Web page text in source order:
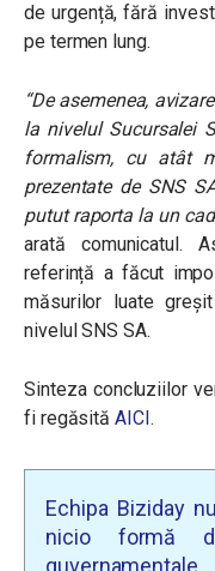
de urgență, fără
pe termen lung.
“De asemenea,
la nivelul Sucursalei
formalism, cu atât
prezentate de SNS
putut raporta la un
arată comunicatul.
referință a făcut
măsurilor luate
nivelul SNS SA.
Sinteza concluziilor
fi regăsităAICI.
Echipa Biziday
nicio formă